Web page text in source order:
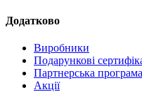
Додатково
Виробники
Подарункові
Партнерська програма
Акції